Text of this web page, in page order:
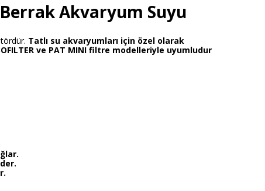
Akvaryum Suyu
Tatlı su akvaryumları için özel olarak
ve PAT MINI filtre modelleriyle uyumludur